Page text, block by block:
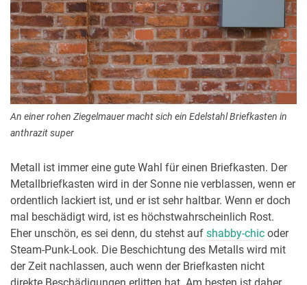
An einer rohen Ziegelmauer macht sich ein Edelstahl Briefkasten in
anthrazit super
Metall ist immer eine gute Wahl für einen Briefkasten. Der
Metallbriefkasten wird in der Sonne nie verblassen, wenn er
ordentlich lackiert ist, und er ist sehr haltbar. Wenn er doch
mal beschädigt wird, ist es höchstwahrscheinlich Rost.
Eher unschön, es sei denn, du stehst auf shabby-chic oder
Steam-Punk-Look. Die Beschichtung des Metalls wird mit
der Zeit nachlassen, auch wenn der Briefkasten nicht